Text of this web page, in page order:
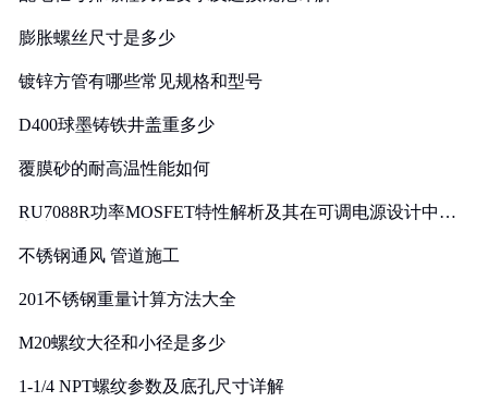
膨胀螺丝尺寸是多少
镀锌方管有哪些常见规格和型号
D400球墨铸铁井盖重多少
覆膜砂的耐高温性能如何
RU7088R功率MOSFET特性解析及其在可调电源设计中的
不锈钢通风 管道施工
201不锈钢重量计算方法大全
M20螺纹大径和小径是多少
1-1/4 NPT螺纹参数及底孔尺寸详解